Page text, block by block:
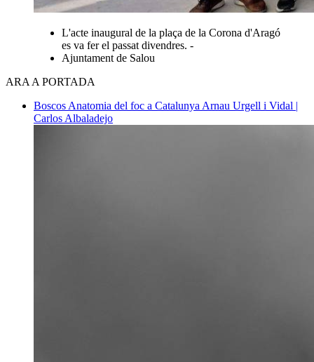
L'acte inaugural de la plaça de la Corona d'Aragó
es va fer el passat divendres. -
Ajuntament de Salou
ARA A PORTADA
Boscos Anatomia del foc a Catalunya Arnau Urgell i Vidal |
Carlos Albaladejo